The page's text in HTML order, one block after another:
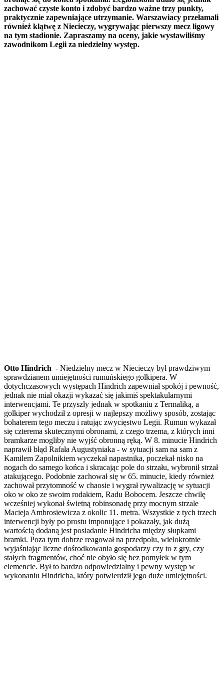
zachować czyste konto i zdobyć bardzo ważne trzy punkty,
praktycznie zapewniające utrzymanie. Warszawiacy przełamali
również klątwę z Niecieczy, wygrywając pierwszy mecz ligowy
na tym stadionie. Zapraszamy na oceny, jakie wystawiliśmy
zawodnikom Legii za niedzielny występ.
Otto Hindrich - Niedzielny mecz w Niecieczy był prawdziwym
sprawdzianem umiejętności rumuńskiego golkipera. W
dotychczasowych występach Hindrich zapewniał spokój i pewność,
jednak nie miał okazji wykazać się jakimiś spektakularnymi
interwencjami. Te przyszły jednak w spotkaniu z Termaliką, a
golkiper wychodził z opresji w najlepszy możliwy sposób, zostając
bohaterem tego meczu i ratując zwycięstwo Legii. Rumun wykazał
się czterema skutecznymi obronami, z czego trzema, z których inni
bramkarze mogliby nie wyjść obronną ręką. W 8. minucie Hindrich
naprawił błąd Rafała Augustyniaka - w sytuacji sam na sam z
Kamilem Zapolnikiem wyczekał napastnika, poczekał nisko na
nogach do samego końca i skracając pole do strzału, wybronił strzał
atakującego. Podobnie zachował się w 65. minucie, kiedy również
zachował przytomność w chaosie i wygrał rywalizację w sytuacji
oko w oko ze swoim rodakiem, Radu Bobocem. Jeszcze chwilę
wcześniej wykonał świetną robinsonadę przy mocnym strzale
Macieja Ambrosiewicza z okolic 11. metra. Wszystkie z tych trzech
interwencji były po prostu imponujące i pokazały, jak dużą
wartością dodaną jest posiadanie Hindricha między słupkami
bramki. Poza tym dobrze reagował na przedpolu, wielokrotnie
wyjaśniając liczne dośrodkowania gospodarzy czy to z gry, czy
stałych fragmentów, choć nie obyło się bez pomyłek w tym
elemencie. Był to bardzo odpowiedzialny i pewny występ w
wykonaniu Hindricha, który potwierdził jego duże umiejętności.